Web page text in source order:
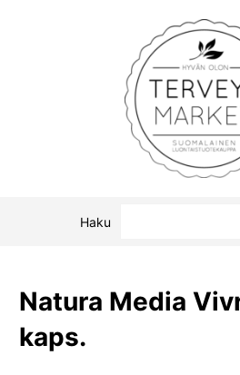
Terveysmarket
Haku
Natura Media
kaps.